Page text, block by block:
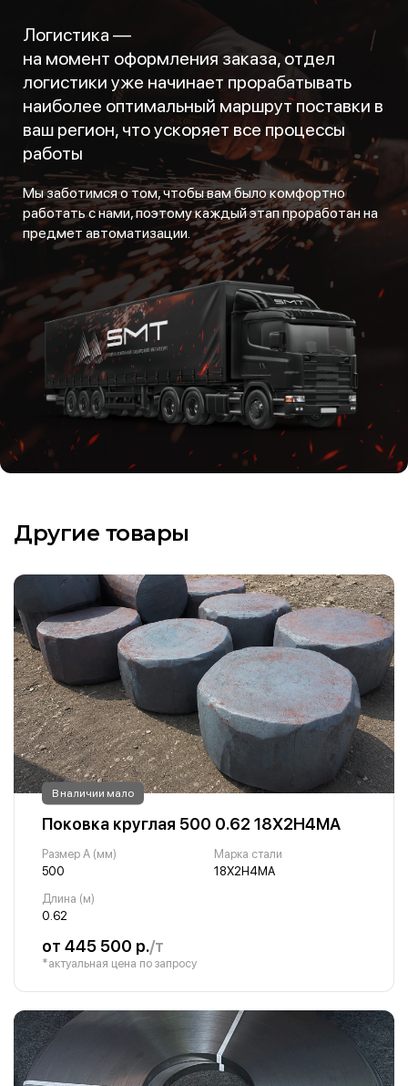
Логистика —
на момент оформления заказа, отдел
логистики уже начинает прорабатывать
наиболее оптимальный маршрут поставки в
ваш регион, что ускоряет все процессы
работы
Мы заботимся о том, чтобы вам было комфортно
работать с нами, поэтому каждый этап проработан на
предмет автоматизации.
Другие товары
В наличии мало
Поковка круглая 500 0.62 18Х2Н4МА
Размер A (мм)
500
Марка стали
18Х2Н4МА
Длина (м)
0.62
от 445 500 р./т
*актуальная цена по запросу